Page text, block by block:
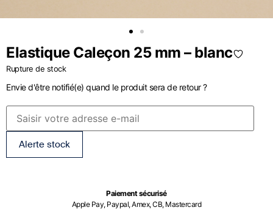
Elastique Caleçon 25 mm – blanc
Rupture de stock
Envie d'être notifié(e) quand le produit sera de retour ?
Alerte stock
Paiement sécurisé
Apple Pay, Paypal, Amex, CB, Mastercard